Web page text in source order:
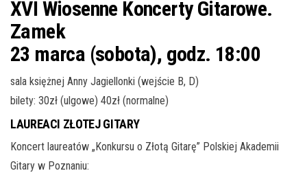
XVI Wiosenne Koncerty Gitarowe.
Zamek
23 marca (sobota), godz. 18:00
sala księżnej Anny Jagiellonki (wejście B, D)
bilety: 30zł (ulgowe) 40zł (normalne)
LAUREACI ZŁOTEJ GITARY
Koncert laureatów „Konkursu o Złotą Gitarę” Polskiej Akademii
Gitary w Poznaniu: